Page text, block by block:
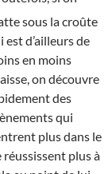
sous la croûte
est d’ailleurs de
en moins
on découvre
des
qui
plus dans le
réussissent plus à